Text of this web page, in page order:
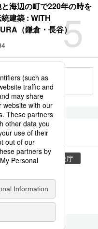
5
海辺の町で220年の時を
建築 : WITH
（鎌倉・長谷）
気象・災害
気象庁